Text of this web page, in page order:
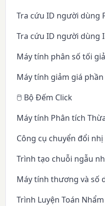
Tra cứu ID người dùng
Tra cứu ID người dùng
Máy tính phân số tối
Máy tính giảm giá
🖱️ Bộ Đếm Click
Máy tính Phân tích
Công cụ chuyển đổi
Trình tạo chuỗi ngẫu
Máy tính thương và số
Trình Luyện Toán Nhẩm